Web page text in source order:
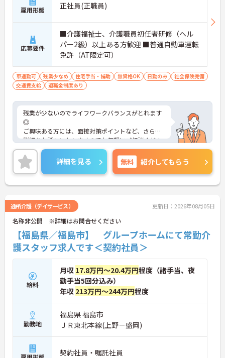
雇用形態 正社員(正職員)
応募要件
■介護福祉士、介護職員初任者研修（ヘル
パー2級）以上ある方歓迎 ■普通自動車運転
免許（AT限定可）
車通勤可 残業少なめ 住宅手当・補助 無資格OK 日勤のみ
社会保険完備
交通費支給
退職金制度あり
残業が少ないのでライフワークバランスがとれます
◎
ご興味ある方には、面接対策ポイントなど、さらに
詳細をお話しいたしますのでお気軽にご相談くださ
い！
詳細を見る 無料 紹介してもらう
通所介護（デイサービス） 更新日：2026年08月05日
名称非公開 ※詳細はお問合せください
【福島県／福島市】 グループホームにて常勤介
護スタッフ求人です＜契約社員＞
給料
月収 17.8万円～20.4万円程度（諸手当、夜
勤手当5回分込み）
年収 213万円～244万円程度
勤務地
福島県 福島市
ＪＲ東北本線(上野－盛岡)
契約社員・嘱託社員